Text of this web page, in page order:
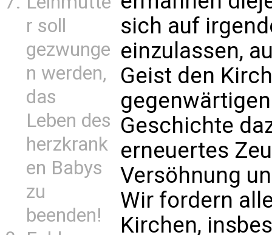
r soll
gezwunge
n werden,
das
Leben des
herzkrank
en Babys
zu
beenden!
sich auf
einzulassen,
Geist den
Geschichte
erneuertes
Versöhnung
Wir fordern
Kirchen,